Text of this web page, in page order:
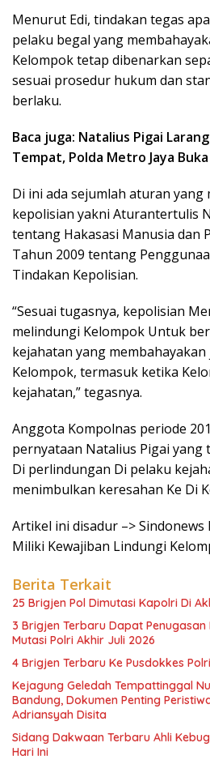
Menurut Edi, tindakan tegas
pelaku begal yang
Kelompok tetap dibenarkan
sesuai prosedur hukum dan
berlaku.
Baca juga: Natalius Pigai
Tempat, Polda Metro Jaya
Di ini ada sejumlah aturan yang
kepolisian yakni Aturantertulis
tentang Hakasasi Manusia dan
Tahun 2009 tentang
Tindakan Kepolisian.
“Sesuai tugasnya, kepolisian
melindungi Kelompok Untuk
kejahatan yang
Kelompok, termasuk ketika
kejahatan,” tegasnya.
Anggota Kompolnas periode
pernyataan Natalius Pigai
Di perlindungan Di pelaku
menimbulkan keresahan Ke Di
Artikel ini disadur –> Sindonews
Miliki Kewajiban Lindungi
Berita Terkait
25 Brigjen Pol Dimutasi Kapolri Di
3 Brigjen Terbaru Dapat
Mutasi Polri Akhir Juli 2026
4 Brigjen Terbaru Ke Pusdokkes
Kejagung Geledah Tempattinggal
Bandung, Dokumen Penting
Adriansyah Disita
Sidang Dakwaan Terbaru Ahli
Hari Ini